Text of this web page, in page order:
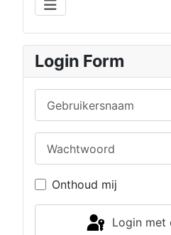
Login Form
Onthoud mij
Login met